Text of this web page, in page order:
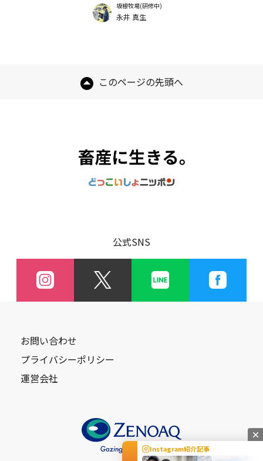
坂根牧場(研修中)
永井 真生
このページの先頭へ
公式SNS
お問い合わせ
プライバシーポリシー
運営会社
Instagram紹介記事